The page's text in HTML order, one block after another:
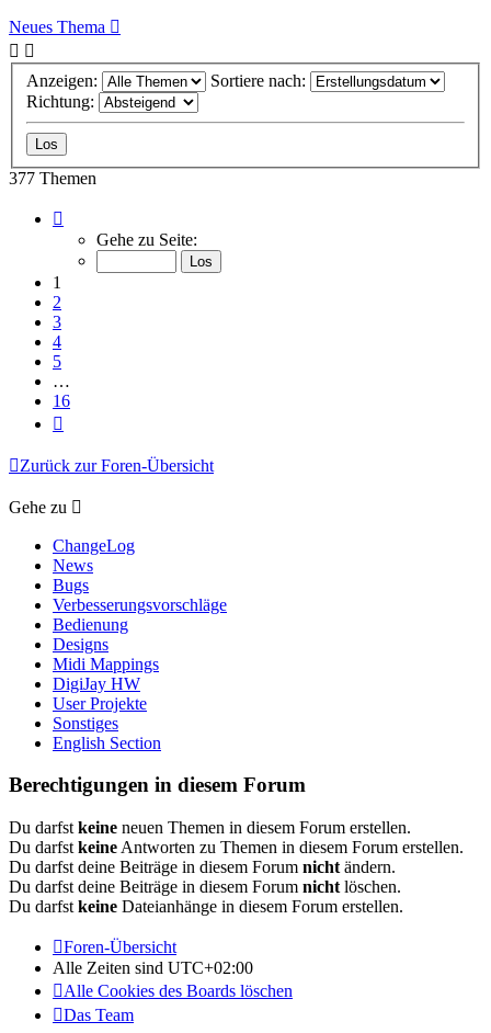
Neues Thema
Anzeigen:
Sortiere nach:
Richtung:
377 Themen
von
Gehe zu Seite:
1
2
3
4
5
…
16
Zurück zur Foren-Übersicht
Gehe zu
ChangeLog
News
Bugs
Verbesserungsvorschläge
Bedienung
Designs
Midi Mappings
DigiJay HW
User Projekte
Sonstiges
English Section
Berechtigungen in diesem Forum
Du darfst keine neuen Themen in diesem Forum erstellen.
Du darfst keine Antworten zu Themen in diesem Forum erstellen.
Du darfst deine Beiträge in diesem Forum nicht ändern.
Du darfst deine Beiträge in diesem Forum nicht löschen.
Du darfst keine Dateianhänge in diesem Forum erstellen.
Foren-Übersicht
Alle Zeiten sind UTC+02:00
Alle Cookies des Boards löschen
Das Team